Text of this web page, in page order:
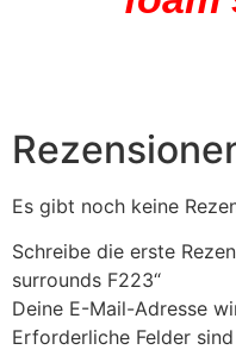
Es gibt noch keine
Schreibe die erste
surrounds F223“
Deine E-Mail-Adresse
Erforderliche Felder